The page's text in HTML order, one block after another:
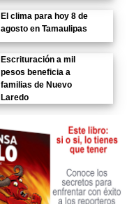
El clima para hoy 8 de
agosto en Tamaulipas
Escrituración a mil
pesos beneficia a
familias de Nuevo
Laredo